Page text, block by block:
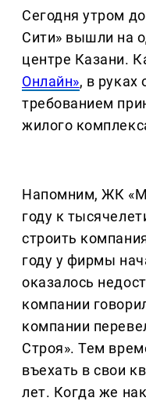
Сегодня утром
Сити» вышли на
центре Казани.
Онлайн», в руках
требованием
жилого
Напомним, ЖК
году к
строить
году у фирмы
оказалось
компании
компании
Строя». Тем
въехать в свои
лет. Когда же